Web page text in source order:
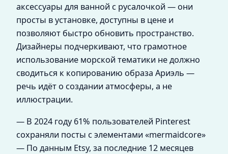
аксессуары для ванной с русалочкой — они
просты в установке, доступны в цене и
позволяют быстро обновить пространство.
Дизайнеры подчеркивают, что грамотное
использование морской тематики не должно
сводиться к копированию образа Ариэль —
речь идёт о создании атмосферы, а не
иллюстрации.
— В 2024 году 61% пользователей Pinterest
сохраняли посты с элементами «mermaidcore»
— По данным Etsy, за последние 12 месяцев